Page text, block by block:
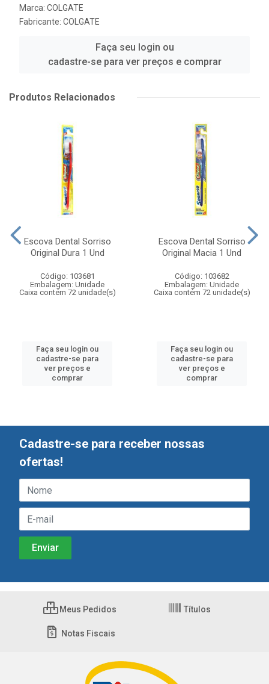
Marca: COLGATE
Fabricante: COLGATE
Faça seu login ou
cadastre-se para ver preços e comprar
Produtos Relacionados
Escova Dental Sorriso
Original Dura 1 Und
Código: 103681
Embalagem: Unidade
Caixa contém 72 unidade(s)
Faça seu login ou
cadastre-se para
ver preços e
comprar
Escova Dental Sorriso
Original Macia 1 Und
Código: 103682
Embalagem: Unidade
Caixa contém 72 unidade(s)
Faça seu login ou
cadastre-se para
ver preços e
comprar
Cadastre-se para receber nossas
ofertas!
Meus Pedidos Títulos
Notas Fiscais